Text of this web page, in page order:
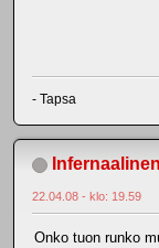
- Tapsa
Infernaalinen
22.04.08 - klo: 19.59
Onko tuon runko